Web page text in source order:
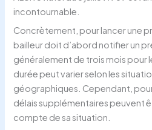
incontournable.
Concrètement, pour lancer une
bailleur doit d’abord notifier un
généralement de trois mois pour
durée peut varier selon les
géographiques. Cependant,
délais supplémentaires peuvent
compte de sa situation.